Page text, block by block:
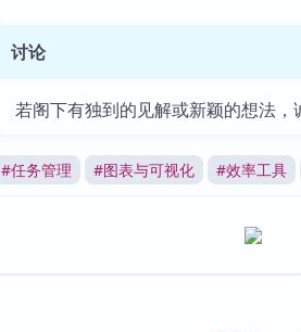
讨论
若阁下有独到的见解或新颖的想法，
#任务管理 #图表与可视化 #效率工具